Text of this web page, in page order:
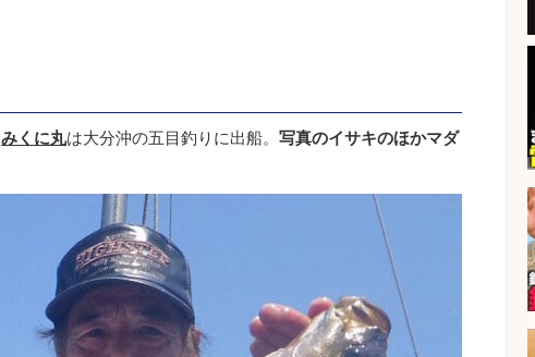
みくに丸は大分沖の五目釣りに出船。 写真のイサキのほかマダ